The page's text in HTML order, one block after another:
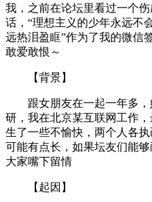
我，之前在论坛里看过一个
话，“理想主义的少年永远不
远热泪盈眶”作为了我的微信
敢爱敢恨～
【背景】
跟女朋友在一起一年多
研，我在北京某互联网工作
生了一些不愉快，两个人各
可能有点长，如果坛友们能
大家嘴下留情
【起因】